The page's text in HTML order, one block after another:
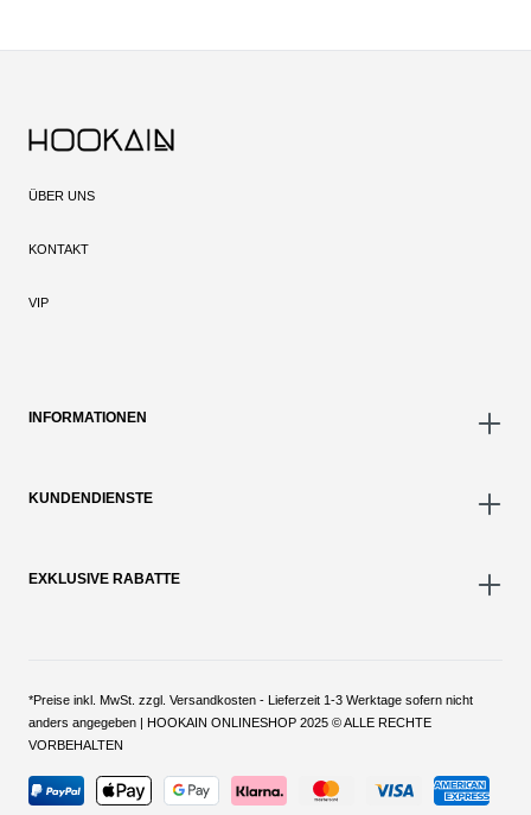
ÜBER UNS
KONTAKT
VIP
INFORMATIONEN
KUNDENDIENSTE
EXKLUSIVE RABATTE
*Preise inkl. MwSt. zzgl. Versandkosten - Lieferzeit 1-3 Werktage sofern nicht
anders angegeben | HOOKAIN ONLINESHOP 2025 © ALLE RECHTE
VORBEHALTEN